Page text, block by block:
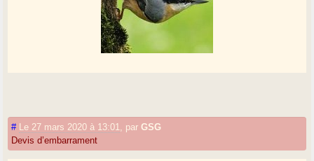
# Le 27 mars 2020 à 13:01 parGSG
Devis d’embarrament